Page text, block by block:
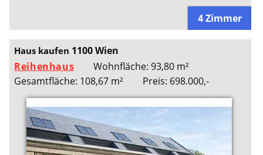
4 Zimmer
Haus kaufen 1100 Wien
Reihenhaus
Wohnfläche: 93,80 m²
Gesamtfläche: 108,67 m²
Preis: 698.000,-